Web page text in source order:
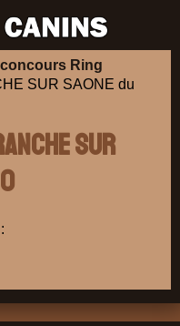
Ring
SUR SAONE du
SUR